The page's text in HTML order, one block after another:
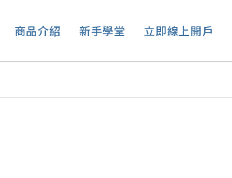
商品介紹 新手學堂 立即線上開戶